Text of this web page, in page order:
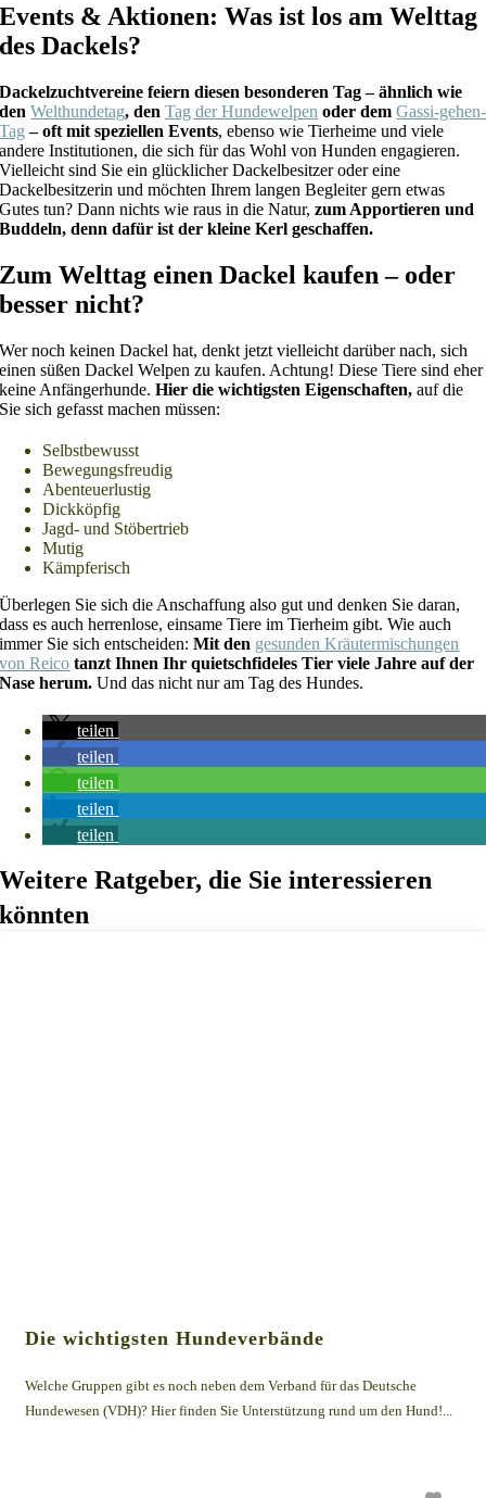
Events & Aktionen: Was ist los am Welttag
des Dackels?
Dackelzuchtvereine feiern diesen besonderen Tag – ähnlich wie
denWelthundetag, denTag der Hundewelpen oder demGassi-gehen-
Tag – oft mit speziellen Events, ebenso wie Tierheime und viele
andere Institutionen, die sich für das Wohl von Hunden engagieren.
Vielleicht sind Sie ein glücklicher Dackelbesitzer oder eine
Dackelbesitzerin und möchten Ihrem langen Begleiter gern etwas
Gutes tun? Dann nichts wie raus in die Natur,zum Apportieren und
Buddeln, denn dafür ist der kleine Kerl geschaffen.
Zum Welttag einen Dackel kaufen – oder
besser nicht?
Wer noch keinen Dackel hat, denkt jetzt vielleicht darüber nach, sich
einen süßen Dackel Welpen zu kaufen. Achtung! Diese Tiere sind eher
keine Anfängerhunde.Hier die wichtigsten Eigenschaften, auf die
Sie sich gefasst machen müssen:
Selbstbewusst
Bewegungsfreudig
Abenteuerlustig
Dickköpfig
Jagd- und Stöbertrieb
Mutig
Kämpferisch
Überlegen Sie sich die Anschaffung also gut und denken Sie daran,
dass es auch herrenlose, einsame Tiere im Tierheim gibt. Wie auch
immer Sie sich entscheiden:Mit den gesunden Kräutermischungen
von Reico tanzt Ihnen Ihr quietschfideles Tier viele Jahre auf der
Nase herum.Und das nicht nur am Tag des Hundes.
teilen
teilen
teilen
teilen
teilen
Weitere Ratgeber, die Sie interessieren
könnten
Die wichtigsten Hundeverbände
Welche Gruppen gibt es noch neben dem Verband für das Deutsche
Hundewesen (VDH)? Hier finden Sie Unterstützung rund um den Hund!...